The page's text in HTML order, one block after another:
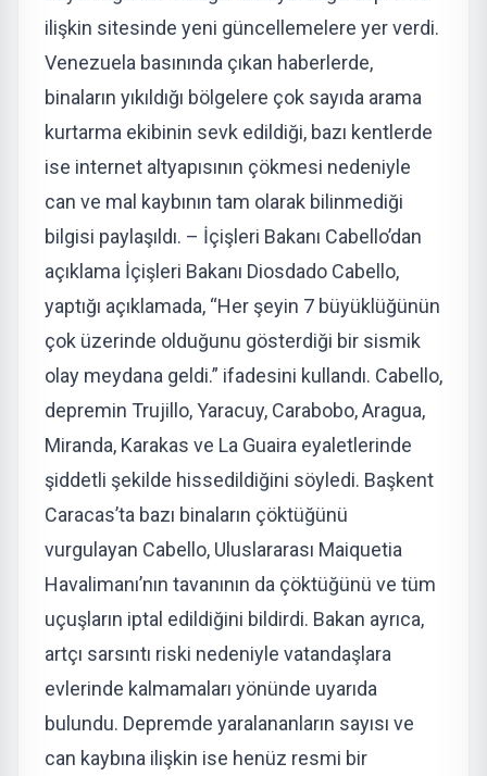
ilişkin sitesinde yeni güncellemelere yer verdi.
Venezuela basınında çıkan haberlerde,
binaların yıkıldığı bölgelere çok sayıda arama
kurtarma ekibinin sevk edildiği, bazı kentlerde
ise internet altyapısının çökmesi nedeniyle
can ve mal kaybının tam olarak bilinmediği
bilgisi paylaşıldı. – İçişleri Bakanı Cabello’dan
açıklama İçişleri Bakanı Diosdado Cabello,
yaptığı açıklamada, “Her şeyin 7 büyüklüğünün
çok üzerinde olduğunu gösterdiği bir sismik
olay meydana geldi.” ifadesini kullandı. Cabello,
depremin Trujillo, Yaracuy, Carabobo, Aragua,
Miranda, Karakas ve La Guaira eyaletlerinde
şiddetli şekilde hissedildiğini söyledi. Başkent
Caracas’ta bazı binaların çöktüğünü
vurgulayan Cabello, Uluslararası Maiquetia
Havalimanı’nın tavanının da çöktüğünü ve tüm
uçuşların iptal edildiğini bildirdi. Bakan ayrıca,
artçı sarsıntı riski nedeniyle vatandaşlara
evlerinde kalmamaları yönünde uyarıda
bulundu. Depremde yaralananların sayısı ve
can kaybına ilişkin ise henüz resmi bir